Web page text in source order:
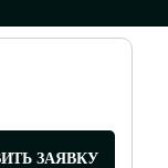
ЗАЯВКУ